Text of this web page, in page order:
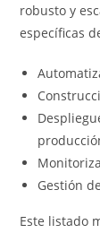
robusto y
específicas
Gestión
Este listado